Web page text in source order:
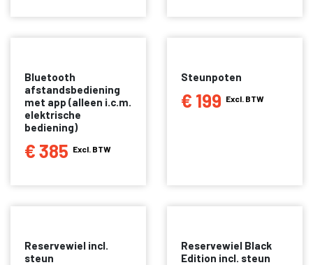
Bluetooth
afstandsbediening
met app (alleen i.c.m.
elektrische
bediening)
€ 385 Excl. BTW
Steunpoten
€ 199 Excl. BTW
Reservewiel incl.
steun
Reservewiel Black
Edition incl. steun